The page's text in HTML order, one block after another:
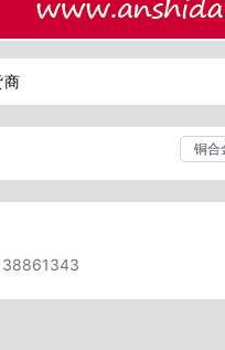
商
38861343